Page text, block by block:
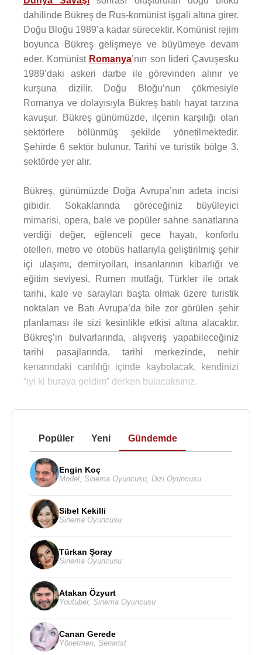
dahilinde Bükreş de Rus-komünist işgali altına girer.
Doğu Bloğu 1989’a kadar sürecektir. Komünist rejim
boyunca Bükreş gelişmeye ve büyümeye devam
eder. Komünist Romanya’nın son lideri Çavuşesku
1989’daki askeri darbe ile görevinden alınır ve
kurşuna dizilir. Doğu Bloğu’nun çökmesiyle
Romanya ve dolayısıyla Bükreş batılı hayat tarzına
kavuşur. Bükreş günümüzde, ilçenin karşılığı olan
sektörlere bölünmüş şekilde yönetilmektedir.
Şehirde 6 sektör bulunur. Tarihi ve turistik bölge 3.
sektörde yer alır.
Bükreş, günümüzde Doğa Avrupa’nın adeta incisi
gibidir. Sokaklarında göreceğiniz büyüleyici
mimarisi, opera, bale ve popüler sahne sanatlarına
verdiği değer, eğlenceli gece hayatı, konforlu
otelleri, metro ve otobüs hatlarıyla geliştirilmiş şehir
içi ulaşımı, demiryolları, insanlarının kibarlığı ve
eğitim seviyesi, Rumen mutfağı, Türkler ile ortak
tarihi, kale ve sarayları başta olmak üzere turistik
noktaları ve Batı Avrupa’da bile zor görülen şehir
planlaması ile sizi kesinlikle etkisi altına alacaktır.
Bükreş’in bulvarlarında, alışveriş yapabileceğiniz
tarihi pasajlarında, tarihi merkezinde, nehir
kenarındaki canlılığı içinde kaybolacak, kendinizi
“iyi ki buraya geldim” derken bulacaksınız.
Popüler Yeni Gündemde
Engin Koç
Model Sinema Oyuncusu Dizi Oyuncusu
Sibel Kekilli
Sinema Oyuncusu
Türkan Şoray
Sinema Oyuncusu
Atakan Özyurt
Youtuber, Sinema Oyuncusu
Canan Gerede
Yönetmen Senarist